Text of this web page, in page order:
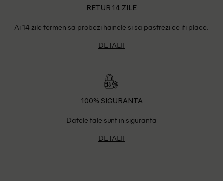
RETUR 14 ZILE
Ai 14 zile termen sa probezi hainele si sa pastrezi ce iti place.
DETALII
100% SIGURANTA
Datele tale sunt in siguranta
DETALII